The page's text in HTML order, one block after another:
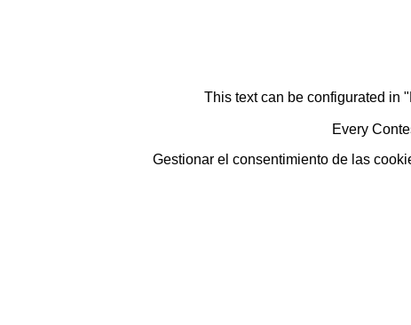
This text can be configurated in
Every
Gestionar el consentimiento de las